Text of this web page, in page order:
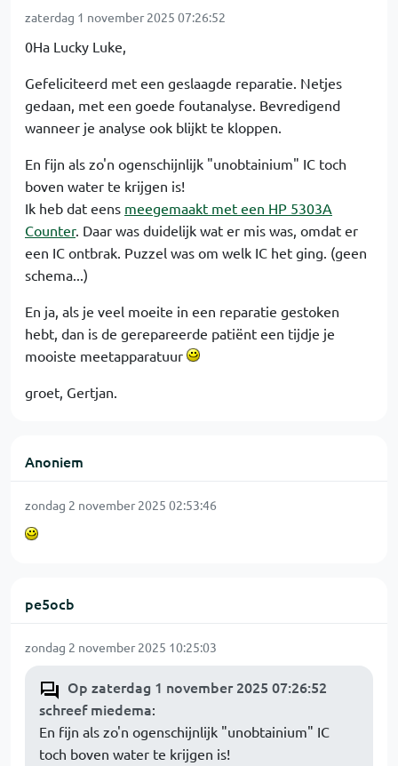
zaterdag 1 november 2025 07:26:52
0Ha Lucky Luke,
Gefeliciteerd met een geslaagde reparatie. Netjes
gedaan, met een goede foutanalyse. Bevredigend
wanneer je analyse ook blijkt te kloppen.
En fijn als zo'n ogenschijnlijk "unobtainium" IC toch
boven water te krijgen is!
Ik heb dat eens meegemaakt met een HP 5303A
Counter. Daar was duidelijk wat er mis was, omdat er
een IC ontbrak. Puzzel was om welk IC het ging. (geen
schema...)
En ja, als je veel moeite in een reparatie gestoken
hebt, dan is de gerepareerde patiënt een tijdje je
mooiste meetapparatuur
groet, Gertjan.
Anoniem
zondag 2 november 2025 02:53:46
pe5ocb
zondag 2 november 2025 10:25:03
Op zaterdag 1 november 2025 07:26:52
schreef miedema:
En fijn als zo'n ogenschijnlijk "unobtainium" IC
toch boven water te krijgen is!